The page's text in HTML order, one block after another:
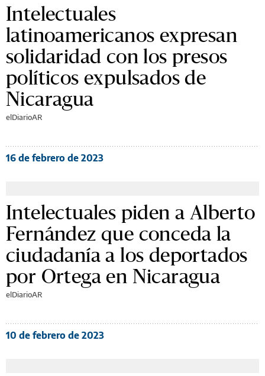
Intelectuales
latinoamericanos expresan
solidaridad con los presos
políticos expulsados de
Nicaragua
elDiarioAR
16 de febrero de 2023
Intelectuales piden a Alberto
Fernández que conceda la
ciudadanía a los deportados
por Ortega en Nicaragua
elDiarioAR
10 de febrero de 2023